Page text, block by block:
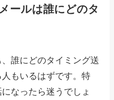
ールは誰にどのタ
誰にどのタイミング送
もいるはずです。特
なったら迷うでしょ